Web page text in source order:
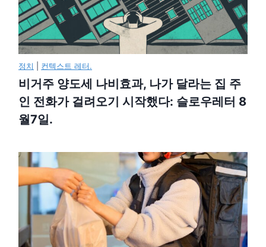
정치 컨텍스트 레터.
비거주 양도세 나비효과, 나가 달라는 집 주
인 전화가 걸려오기 시작했다: 슬로우레터 8
월7일.